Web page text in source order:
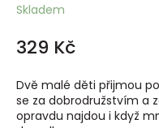
Skladem
329 Kč
Dvě malé děti přijmou
se za dobrodružstvím a
opravdu najdou i když